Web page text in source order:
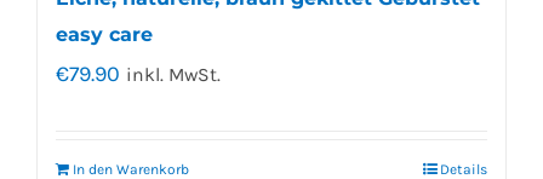
easy care
€79.90 inkl. MwSt.
In den Warenkorb Details